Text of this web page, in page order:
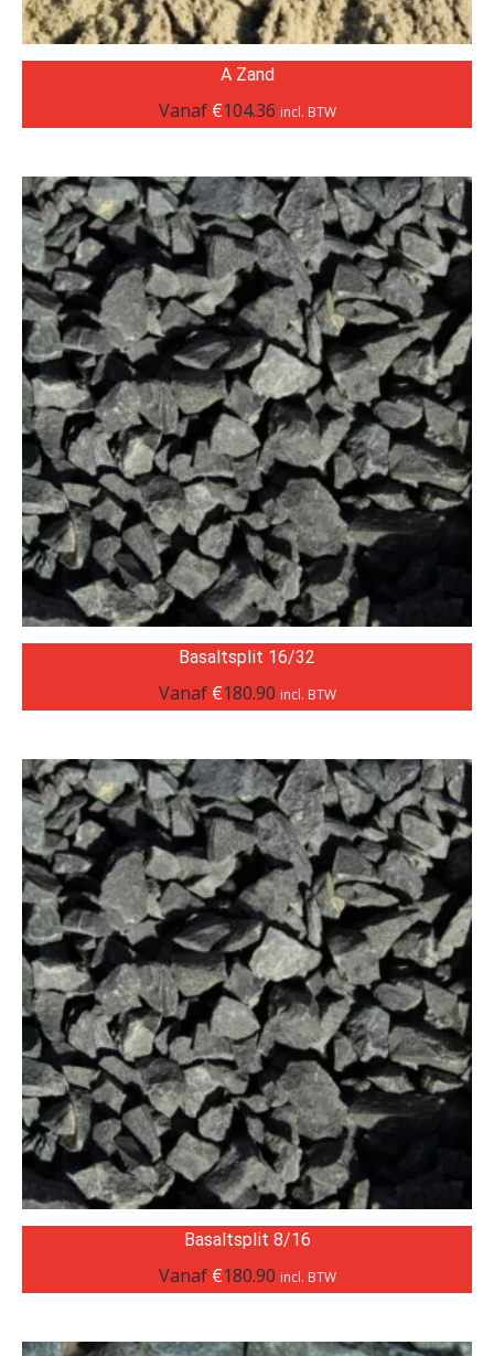
A Zand
Vanaf €104.36 incl. BTW
Basaltsplit 16/32
Vanaf €180.90 incl. BTW
Basaltsplit 8/16
Vanaf €180.90 incl. BTW